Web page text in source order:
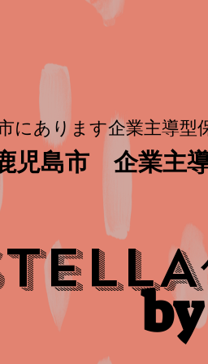
にあります企業主導
島市 企業主導